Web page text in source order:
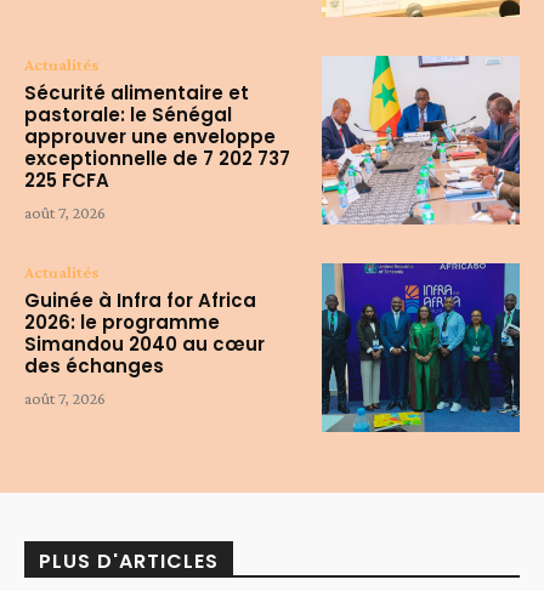
Actualités
Sécurité alimentaire et
pastorale: le Sénégal
approuver une enveloppe
exceptionnelle de 7 202 737
225 FCFA
août 7, 2026
Actualités
Guinée à Infra for Africa
2026: le programme
Simandou 2040 au cœur
des échanges
août 7, 2026
PLUS D'ARTICLES